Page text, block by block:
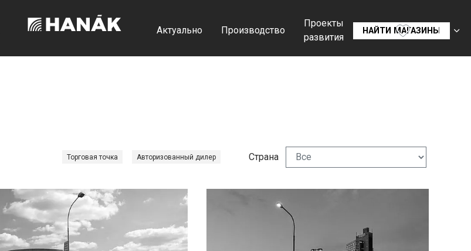
Актуально Производство
Проекты
развития
НАЙТИ МАГАЗИНЫ
CS
RU
Торговая точка Авторизованный дилер Страна